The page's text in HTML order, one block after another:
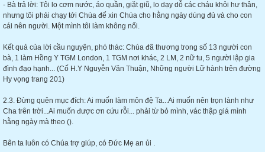
- Bà trả lời: Tôi lo cơm nước, áo quần, giặt giũ, lo dạy dỗ các cháu khỏi hư thân,
nhưng tôi phải chạy tới Chúa để xin Chúa cho hằng ngày dùng đủ và cho con
cái nên người. Một mình tôi làm không nổi.
Kết quả của lời cầu nguyện, phó thác: Chúa đã thương trong số 13 người con
bà, 1 làm Hồng Y TGM London, 1 TGM nơi khác, 2 LM, 2 nữ tu, 5 người lập gia
đình đạo hạnh... (Cố H.Y Nguyễn Văn Thuận, Những người Lữ hành trên đường
Hy vọng trang 201)
2.3. Đừng quên mục đích: Ai muốn làm môn đệ Ta...Ai muốn nên trọn lành như
Cha trên trời...Ai muốn được ơn cứu rỗi... phải từ bỏ mình, vác thập giá mình
hằng ngày mà theo ().
Bên ta luôn có Chúa trợ giúp, có Đức Mẹ an ủi .